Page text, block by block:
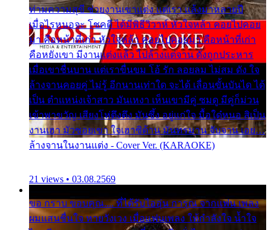
ท่ามความสุขี ช่วยงานเขาแต่ง แต่เรา แล้งมาหลายปี
เมื่อไรหนอจะ โชคดี ได้มีพิธีวิวาห์ หัวใจหล้า คอยไปคอย
มา คือหน้าที่เก่า หัวใจหล้า คอยไปคอยมา คือหน้าที่เก่า
คือหยังเขา มีงานแต่งแล้ว ไปล้างแต่จาน ดั่งถูกประหาร
เมื่อเขาชื่นบาน แต่เราขื่นขม โอ้ รัก ลอยลม ไม่สม ดัง ใจ
ล้างจานคอยคู่ ไม่รู้ อีกนานเท่าใด จะได้ เลื่อนขั้นบันได ได้
เป็น ตำแหน่งเจ้าสาว มันเหงา เห็นเขามีคู่ ซมดู มีคู่ก็ม่วน
เข้าพาขวัญ เสียงโห่ตึงตึง มันซึ้ง อยู่แก่ใจ มื้อใด๋หนอ สิเป็น
งานเฮา มัวซอยเขา ใจเฮาซิด้าน มันทรมาน จับจาน เอย…
ล้างจานในงานแต่ง - Cover Ver. (KARAOKE)
21 views • 03.08.2569
ขอ กราบ ขอบคุณ.... ที่ได้รับไออุ่น การุณ จากแฟน เพลง
ผมแสนชื่นใจ หายวังเวง เมื่อแฟนเพลง ให้กำลังใจ น้ำใจ